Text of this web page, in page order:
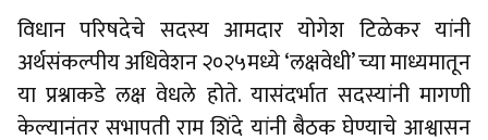
विधान परिषदेचे सदस्य आमदार योगेश टिळेकर यांनी
अर्थसंकल्पीय अधिवेशन २०२५मध्ये ‘लक्षवेधी’ च्या माध्यमातून
या प्रश्नाकडे लक्ष वेधले होते. यासंदर्भात सदस्यांनी मागणी
केल्यानंतर सभापती राम शिंदे यांनी बैठक घेण्याचे आश्वासन